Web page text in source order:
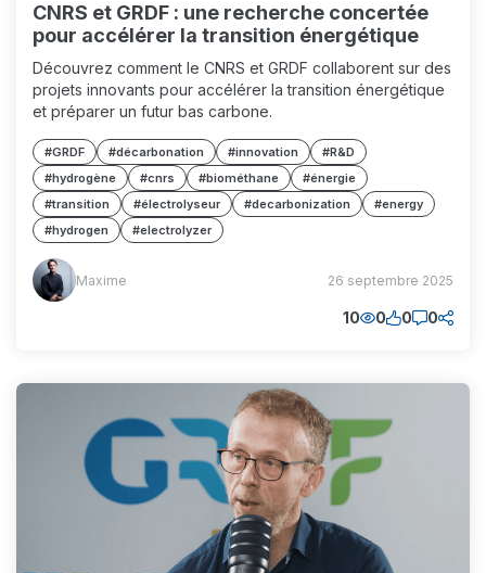
CNRS et GRDF : une recherche concertée
pour accélérer la transition énergétique
Découvrez comment le CNRS et GRDF collaborent sur des
projets innovants pour accélérer la transition énergétique
et préparer un futur bas carbone.
#GRDF #décarbonation #innovation
#R&D
#hydrogène
#cnrs #biométhane
#énergie
#transition
#électrolyseur #decarbonization
#energy
#hydrogen
#electrolyzer
Maxime
(MM) Maxime 26 septembre 2025
10 0 0 0